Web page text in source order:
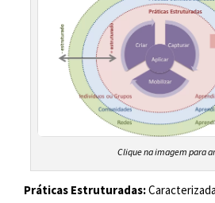
Clique na imagem para
Práticas Estruturadas: